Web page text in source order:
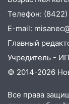
Телефон:
E-mail:
Главный
Учредитель -
© 2014-2026
Все права